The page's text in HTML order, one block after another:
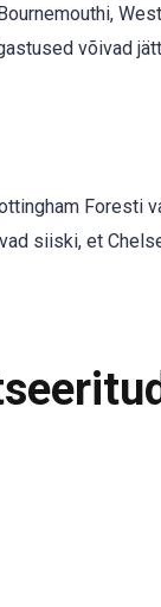
võivad
Foresti
siiski, et